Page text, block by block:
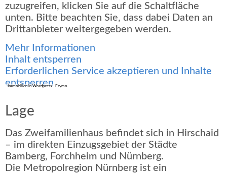
zuzugreifen, klicken Sie auf die Schaltfläche
unten. Bitte beachten Sie, dass dabei Daten an
Drittanbieter weitergegeben werden.
Mehr Informationen
Inhalt entsperren
Erforderlichen Service akzeptieren und Inhalte
entsperren
Immobilien in Wordpress - Frymo
Lage
Das Zweifamilienhaus befindet sich in Hirschaid
– im direkten Einzugsgebiet der Städte
Bamberg, Forchheim und Nürnberg.
Die Metropolregion Nürnberg ist ein